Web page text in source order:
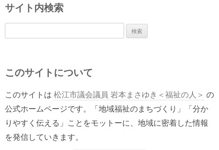
サイト内検索
索:
このサイトについて
このサイトは 松江市議会議員 岩本まさゆき＜福祉の人＞ の
公式ホームページです。「地域福祉のまちづくり」「分か
りやすく伝える」ことをモットーに、地域に密着した情報
を発信していきます。